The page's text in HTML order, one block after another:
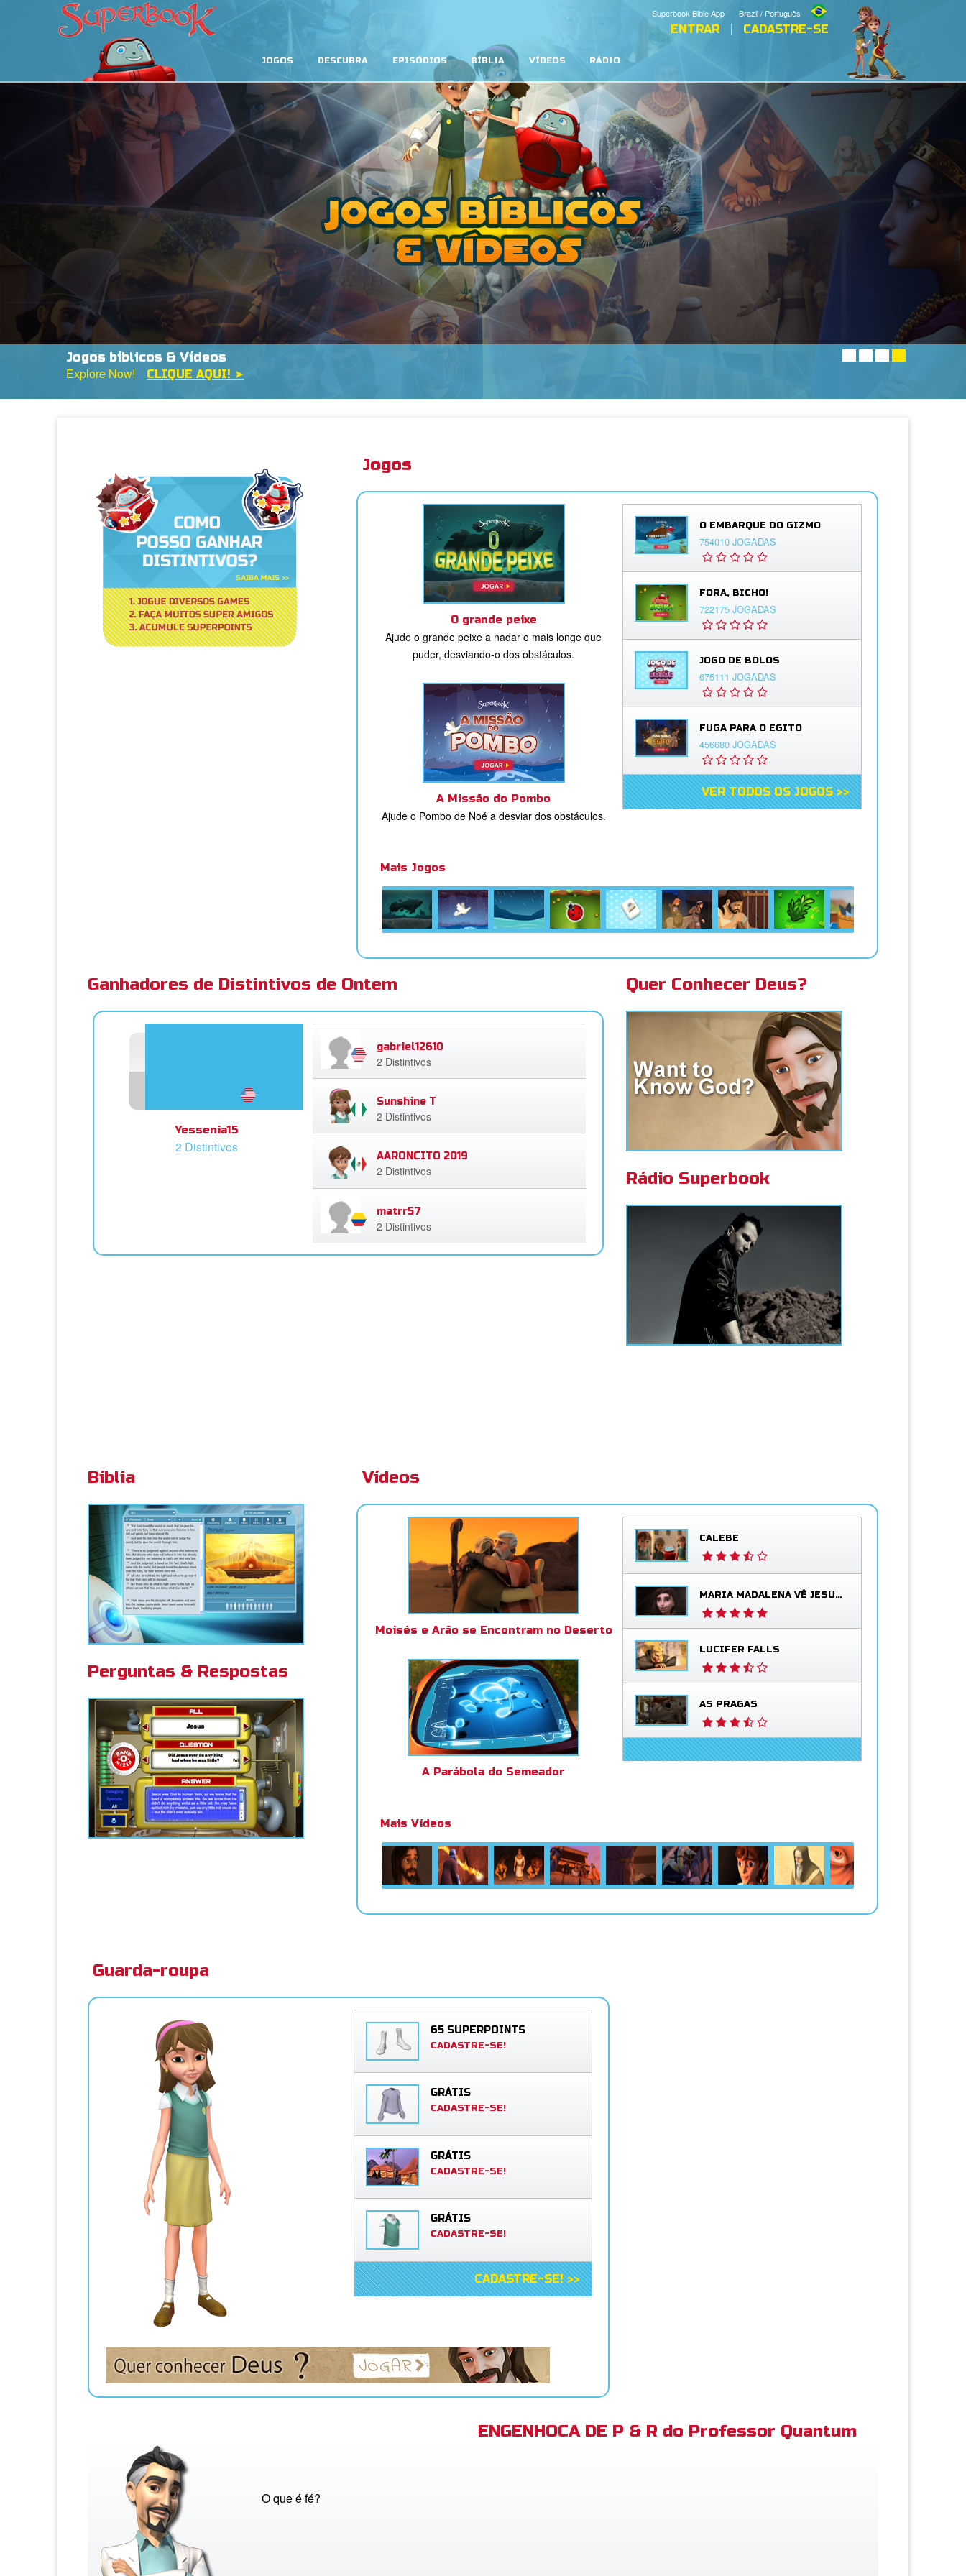
Brazil / Português
Superbook Bible App
ENTRAR CADASTRE-SE
JOGOS DESCUBRA EPISÓDIOS BÍBLIA VÍDEOS RÁDIO
Descubra a Nova Escola Superbook
Escola Superbook DESCUBRA A NOVA ESCOLA SUPERBOOK ➤
Jogos
O grande peixe
Ajude o grande peixe a nadar o mais longe que
puder, desviando-o dos obstáculos.
A Missão do Pombo
Ajude o Pombo de Noé a desviar dos obstáculos.
O EMBARQUE DO GIZMO
754010 JOGADAS
FORA, BICHO!
722175 JOGADAS
JOGO DE BOLOS
675111 JOGADAS
FUGA PARA O EGITO
456680 JOGADAS
VER TODOS OS JOGOS >>
Mais Jogos
Ganhadores de Distintivos de Ontem
Yessenia15
2 Distintivos
gabriel12610
2 Distintivos
Sunshine T
2 Distintivos
AARONCITO 2019
2 Distintivos
matrr57
2 Distintivos
Quer Conhecer Deus?
Rádio Superbook
Bíblia
Perguntas & Respostas
Vídeos
Moisés e Arão se Encontram no Deserto
A Parábola do Semeador
CALEBE
MARIA MADALENA VÊ JESUS VIVO
LUCIFER FALLS
AS PRAGAS
Mais Vídeos
Guarda-roupa
65 SUPERPOINTS
CADASTRE-SE!
GRÁTIS
CADASTRE-SE!
GRÁTIS
CADASTRE-SE!
GRÁTIS
CADASTRE-SE!
CADASTRE-SE! >>
ENGENHOCA DE P & R do Professor Quantum
O que é fé?